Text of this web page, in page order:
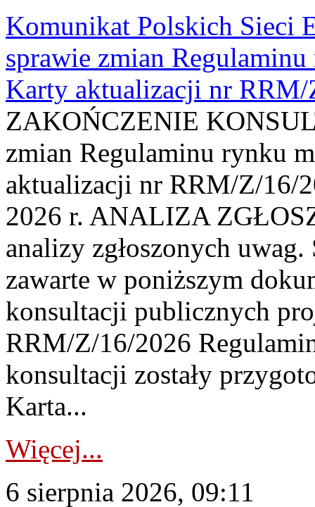
Komunikat Polskich Sieci
sprawie zmian
Karty aktualizacji nr
ZAKOŃCZENIE
zmian Regulaminu rynku
aktualizacji nr RRM/Z/16/
2026 r. ANALIZA
analizy zgłoszonych
zawarte w poniższym
konsultacji publicznych
RRM/Z/16/2026
konsultacji zostały
Karta...
Więcej...
6 sierpnia 2026, 09:11